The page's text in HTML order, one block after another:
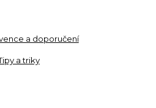
a doporučení
a triky